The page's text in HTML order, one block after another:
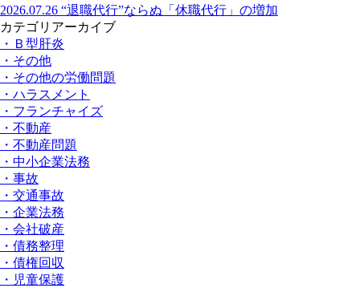
2026.07.26 “退職代行”ならぬ「休職代行」の増加
カテゴリアーカイブ
・Ｂ型肝炎
・その他
・その他の労働問題
・ハラスメント
・フランチャイズ
・不動産
・不動産問題
・中小企業法務
・事故
・交通事故
・企業法務
・会社破産
・債務整理
・債権回収
・児童保護